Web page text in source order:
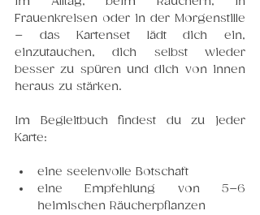
Frauenkreisen oder in der Morgenstille
– das Kartenset lädt dich ein,
einzutauchen, dich selbst wieder
besser zu spüren und dich von innen
heraus zu stärken.
Im Begleitbuch findest du zu jeder
Karte:
eine seelenvolle Botschaft
eine Empfehlung von 5–6
heimischen Räucherpflanzen